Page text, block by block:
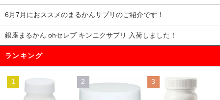
6月7月におススメのまるかんサプリのご紹介です！
銀座まるかん ohセレブ キンニクサプリ 入荷しました！
ランキング
1 2 3